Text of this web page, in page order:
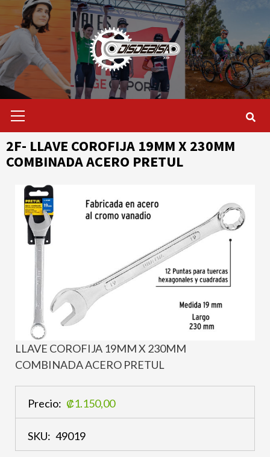
Saltar
contenido
primario
2F- LLAVE COROFIJA 19MM X 230MM
COMBINADA ACERO PRETUL
LLAVE COROFIJA 19MM X 230MM
COMBINADA ACERO PRETUL
Precio: ₡1.150,00
SKU: 49019